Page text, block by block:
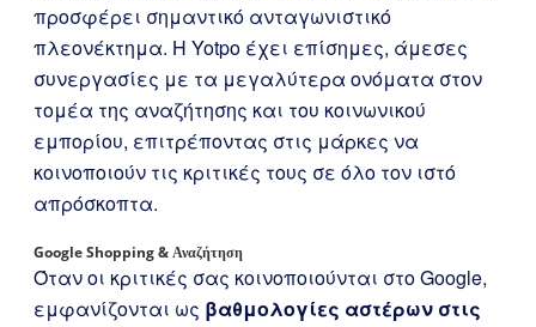
προσφέρει σημαντικό ανταγωνιστικό
πλεονέκτημα. Η Yotpo έχει επίσημες, άμεσες
συνεργασίες με τα μεγαλύτερα ονόματα στον
τομέα της αναζήτησης και του κοινωνικού
εμπορίου, επιτρέποντας στις μάρκες να
κοινοποιούν τις κριτικές τους σε όλο τον ιστό
απρόσκοπτα.
Google Shopping & Αναζήτηση
Όταν οι κριτικές σας κοινοποιούνται στο Google,
εμφανίζονται ως βαθμολογίες αστέρων στις